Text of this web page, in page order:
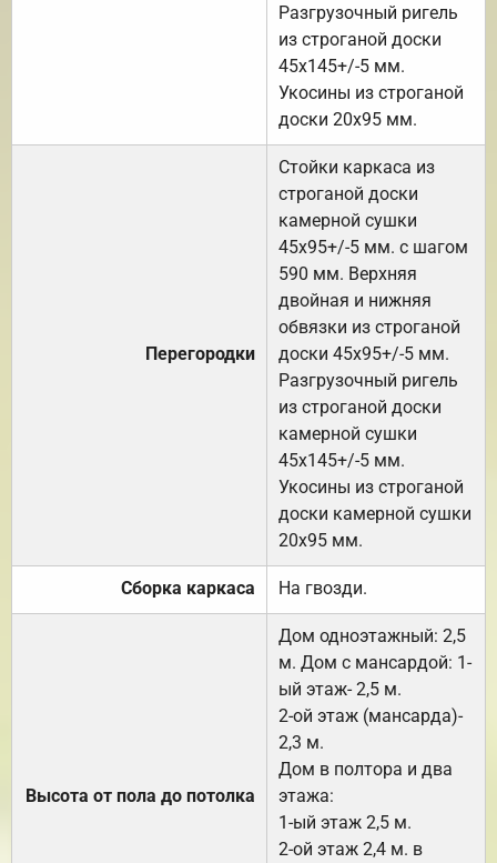
Разгрузочный ригель
из строганой доски
45х145+/-5 мм.
Укосины из строганой
доски 20х95 мм.
Перегородки
Стойки каркаса из
строганой доски
камерной сушки
45х95+/-5 мм. с шагом
590 мм. Верхняя
двойная и нижняя
обвязки из строганой
доски 45х95+/-5 мм.
Разгрузочный ригель
из строганой доски
камерной сушки
45х145+/-5 мм.
Укосины из строганой
доски камерной сушки
20х95 мм.
Сборка каркаса На гвозди.
Высота от пола до потолка
Дом одноэтажный: 2,5
м. Дом с мансардой: 1-
ый этаж- 2,5 м.
2-ой этаж (мансарда)-
2,3 м.
Дом в полтора и два
этажа:
1-ый этаж 2,5 м.
2-ой этаж 2,4 м. в